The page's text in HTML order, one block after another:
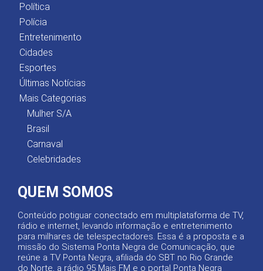
Política
Polícia
Entretenimento
Cidades
Esportes
Últimas Notícias
Mais Categorias
Mulher S/A
Brasil
Carnaval
Celebridades
QUEM SOMOS
Conteúdo potiguar conectado em multiplataforma de TV,
rádio e internet, levando informação e entretenimento
para milhares de telespectadores. Essa é a proposta e a
missão do Sistema Ponta Negra de Comunicação, que
reúne a TV Ponta Negra, afiliada do SBT no Rio Grande
do Norte, a rádio 95 Mais FM e o portal Ponta Negra